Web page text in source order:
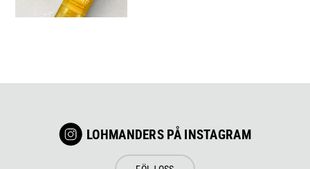
LOHMANDERS PÅ INSTAGRAM